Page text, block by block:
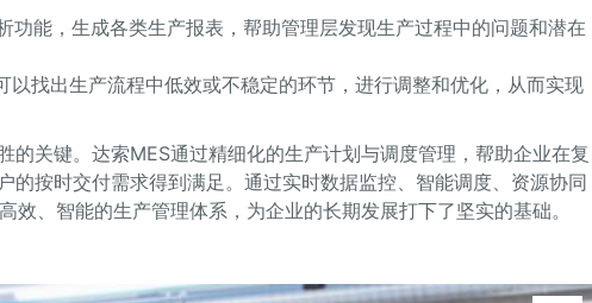
能，生成各类生产报表，帮助管理层发现生产过程中的问题和潜在
找出生产流程中低效或不稳定的环节，进行调整和优化，从而实现
关键。达索MES通过精细化的生产计划与调度管理，帮助企业在复
按时交付需求得到满足。通过实时数据监控、智能调度、资源协同
、智能的生产管理体系，为企业的长期发展打下了坚实的基础。